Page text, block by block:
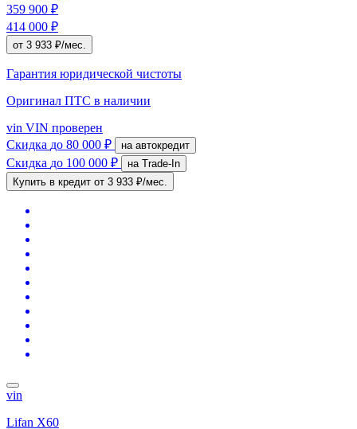
359 900 ₽
414 000 ₽
от 3 933 ₽/мес.
Гарантия юридической чистоты
Оригинал ПТС в наличии
vin VIN проверен
Скидка до 80 000 ₽ на автокредит
Скидка до 100 000 ₽
на Trade-In
Купить в кредит от 3 933 ₽/мес.
vin
Lifan X60